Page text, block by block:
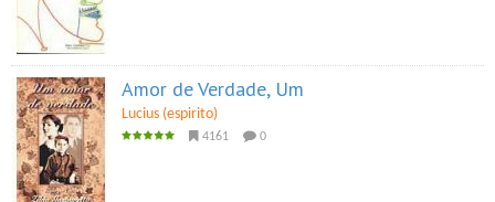
Amor de Verdade, Um
Lucius (espirito)
4161 0